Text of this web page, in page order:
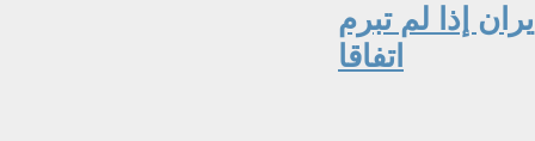
إذا لم تبرم
اتفاقا